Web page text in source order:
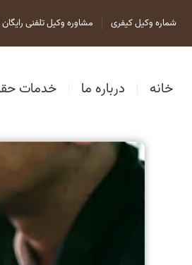
شماره وکیل کیفری مشاوره وکیل تلفنی رایگان 24 ساعته (با شرایط مشخص شده)
خانه درباره ما خدمات